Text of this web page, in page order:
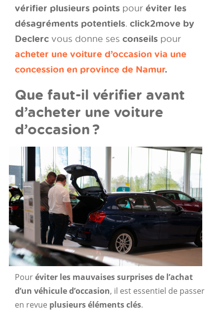
vérifier plusieurs points pour éviter les
désagréments potentiels. click2move by
Declerc vous donne ses conseils pour
acheter une voiture d’occasion via une
concession en province de Namur.
Que faut-il vérifier avant
d’acheter une voiture
d’occasion ?
Pouréviter les mauvaises surprisesde l’achat
d’un véhicule d’occasion, il est essentiel de passer
en revue plusieurs éléments clés.